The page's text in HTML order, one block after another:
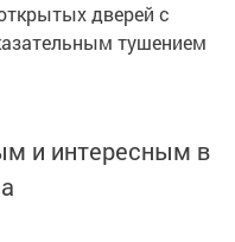
дверей с
тушением
и интересным в